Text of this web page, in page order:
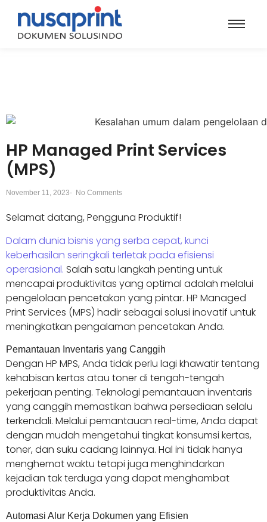
HP Managed Print Services
(MPS)
November 11, 2023- No Comments
Selamat datang, Pengguna Produktif!
Dalam dunia bisnis yang serba cepat, kunci
keberhasilan seringkali terletak pada efisiensi
operasional. Salah satu langkah penting untuk
mencapai produktivitas yang optimal adalah melalui
pengelolaan pencetakan yang pintar. HP Managed
Print Services (MPS) hadir sebagai solusi inovatif untuk
meningkatkan pengalaman pencetakan Anda.
Pemantauan Inventaris yang Canggih
Dengan HP MPS, Anda tidak perlu lagi khawatir tentang
kehabisan kertas atau toner di tengah-tengah
pekerjaan penting. Teknologi pemantauan inventaris
yang canggih memastikan bahwa persediaan selalu
terkendali. Melalui pemantauan real-time, Anda dapat
dengan mudah mengetahui tingkat konsumsi kertas,
toner, dan suku cadang lainnya. Hal ini tidak hanya
menghemat waktu tetapi juga menghindarkan
kejadian tak terduga yang dapat menghambat
produktivitas Anda.
Automasi Alur Kerja Dokumen yang Efisien